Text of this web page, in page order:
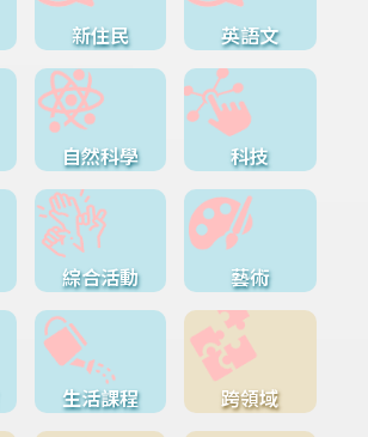
新住民 英語文
自然科學 科技
綜合活動 藝術
生活課程 跨領域